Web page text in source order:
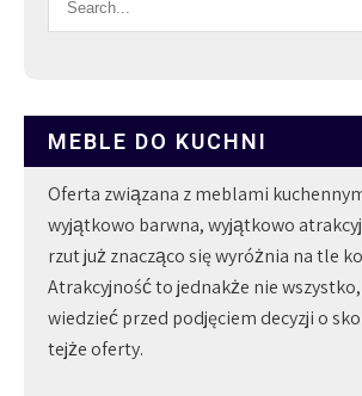
MEBLE DO KUCHNI
Oferta związana z meblami
wyjątkowo barwna, wyjątkowo
rzut już znacząco się wyróżnia na tle
Atrakcyjność to jednakże nie
wiedzieć przed podjęciem decyzji o
tejże oferty.